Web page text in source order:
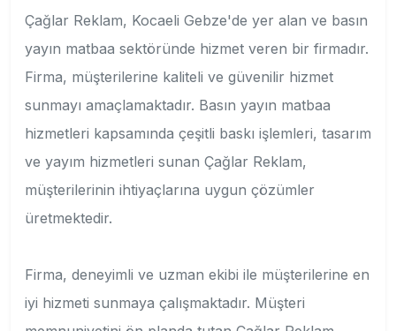
Çağlar Reklam, Kocaeli Gebze'de yer alan ve basın
yayın matbaa sektöründe hizmet veren bir firmadır.
Firma, müşterilerine kaliteli ve güvenilir hizmet
sunmayı amaçlamaktadır. Basın yayın matbaa
hizmetleri kapsamında çeşitli baskı işlemleri, tasarım
ve yayım hizmetleri sunan Çağlar Reklam,
müşterilerinin ihtiyaçlarına uygun çözümler
üretmektedir.
Firma, deneyimli ve uzman ekibi ile müşterilerine en
iyi hizmeti sunmaya çalışmaktadır. Müşteri